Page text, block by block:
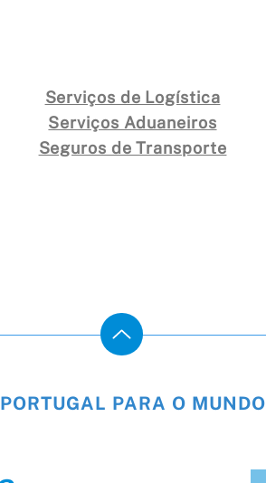
Serviços de Logística
Serviços Aduaneiros
Seguros de Transporte
PORTUGAL PARA O MUNDO